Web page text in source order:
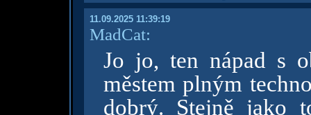
11.09.2025 11:39:19
MadCat:
Jo jo, ten nápad s
městem plným
dobrý. Stejně jako